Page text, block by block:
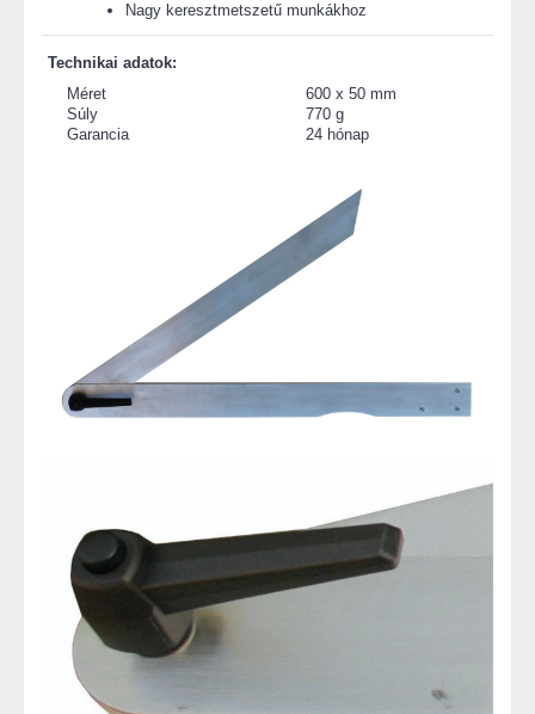
Nagy keresztmetszetű munkákhoz
Technikai adatok:
Méret
600 x 50 mm
Súly
770 g
Garancia
24 hónap